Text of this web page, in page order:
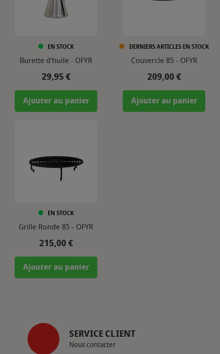
EN STOCK
Burette d'huile - OFYR
Prix
29,95 €
Ajouter au panier
DERNIERS ARTICLES EN STOCK
Couvercle 85 - OFYR
Prix
209,00 €
Ajouter au panier
EN STOCK
Grille Ronde 85 - OFYR
Prix
215,00 €
Ajouter au panier
SERVICE CLIENT
Nous contacter